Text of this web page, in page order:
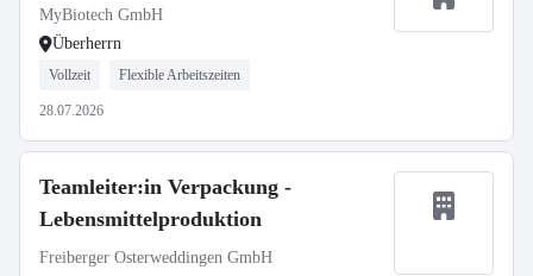
MyBiotech GmbH
Überherrn
Vollzeit Flexible Arbeitszeiten
28.07.2026
Teamleiter:in Verpackung -
Lebensmittelproduktion
Freiberger Osterweddingen GmbH